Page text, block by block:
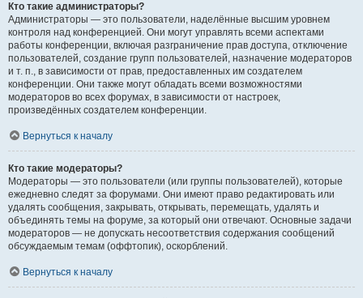
Кто такие администраторы?
Администраторы — это пользователи, наделённые высшим уровнем
контроля над конференцией. Они могут управлять всеми аспектами
работы конференции, включая разграничение прав доступа, отключение
пользователей, создание групп пользователей, назначение модераторов
и т. п., в зависимости от прав, предоставленных им создателем
конференции. Они также могут обладать всеми возможностями
модераторов во всех форумах, в зависимости от настроек,
произведённых создателем конференции.
Вернуться к началу
Кто такие модераторы?
Модераторы — это пользователи (или группы пользователей), которые
ежедневно следят за форумами. Они имеют право редактировать или
удалять сообщения, закрывать, открывать, перемещать, удалять и
объединять темы на форуме, за который они отвечают. Основные задачи
модераторов — не допускать несоответствия содержания сообщений
обсуждаемым темам (оффтопик), оскорблений.
Вернуться к началу